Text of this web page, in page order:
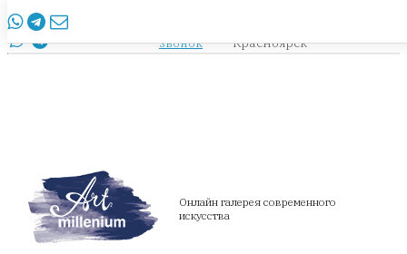
info@artmillenium.ru
звонок
Красноярск
Онлайн галерея современного
искусства